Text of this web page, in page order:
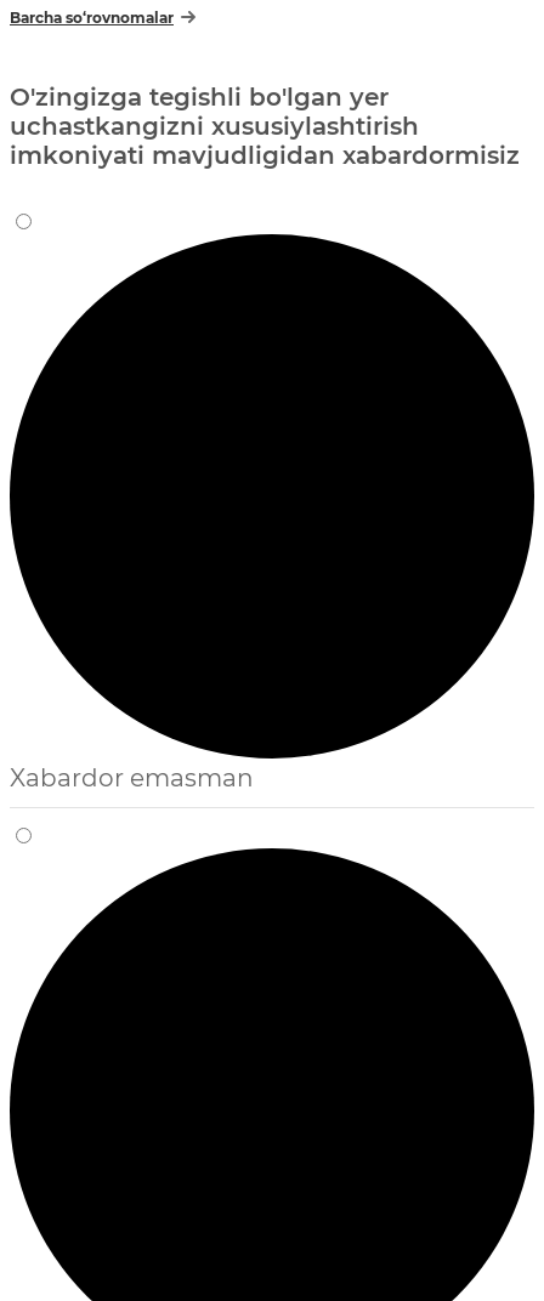
Barcha so‘rovnomalar
O'zingizga tegishli bo'lgan yer
uchastkangizni xususiylashtirish
imkoniyati mavjudligidan xabardormisiz
Xabardor emasman